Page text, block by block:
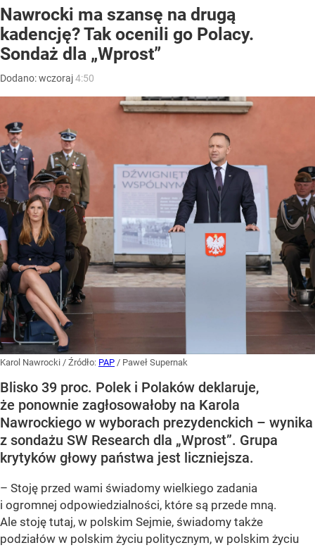
Nawrocki ma szansę na drugą
kadencję? Tak ocenili go Polacy.
Sondaż dla „Wprost”
Dodano:wczoraj4:50
Karol Nawrocki / Źródło: PAP / Paweł Supernak
Blisko 39 proc. Polek i Polaków deklaruje,
że ponownie zagłosowałoby na Karola
Nawrockiego w wyborach prezydenckich – wynika
z sondażu SW Research dla „Wprost”. Grupa
krytyków głowy państwa jest liczniejsza.
– Stoję przed wami świadomy wielkiego zadania
i ogromnej odpowiedzialności, które są przede mną.
Ale stoję tutaj, w polskim Sejmie, świadomy także
podziałów w polskim życiu politycznym, w polskim życiu